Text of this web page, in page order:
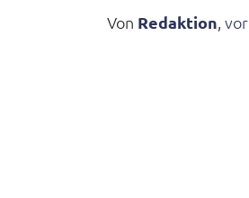
Von Redaktion, vor